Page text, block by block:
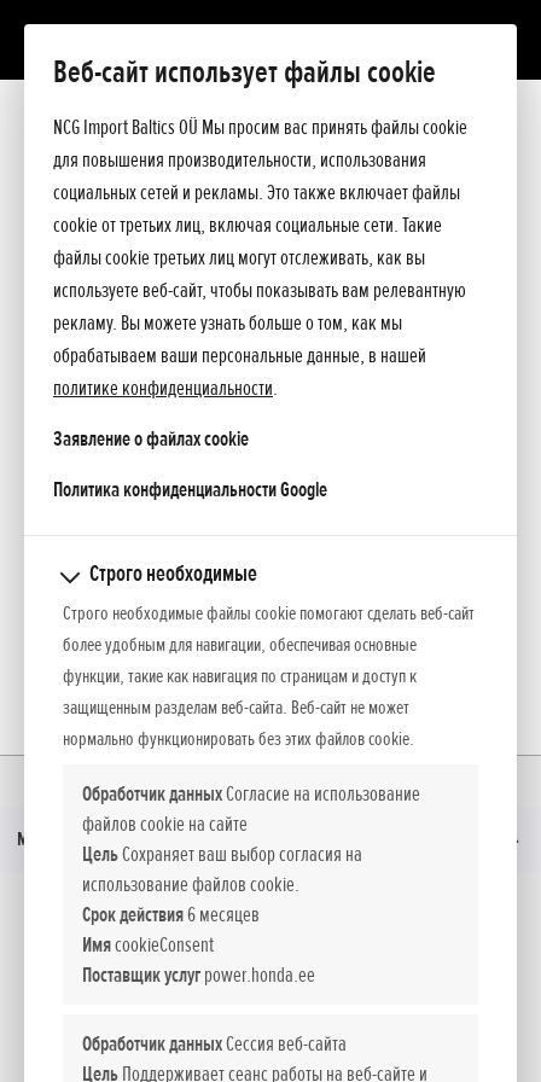
Веб-сайт использует файлы cookie
NCG Import Baltics OÜ Мы просим вас принять файлы cookie
для повышения производительности, использования
социальных сетей и рекламы. Это также включает файлы
cookie от третьих лиц, включая социальные сети. Такие
файлы cookie третьих лиц могут отслеживать, как вы
используете веб-сайт, чтобы показывать вам релевантную
рекламу. Вы можете узнать больше о том, как мы
обрабатываем ваши персональные данные, в нашей
политике конфиденциальности.
Заявление о файлах cookie
Политика конфиденциальности Googleopens in a new tab
Строго необходимые
Строго необходимые файлы cookie помогают сделать веб-сайт
более удобным для навигации, обеспечивая основные
функции, такие как навигация по страницам и доступ к
защищенным разделам веб-сайта. Веб-сайт не может
нормально функционировать без этих файлов cookie.
Обработчик данныхСогласие на использование
файлов cookie на сайте
ЦельСохраняет ваш выбор согласия на
использование файлов cookie.
Срок действия6 месяцев
ИмяcookieConsent
Поставщик услугpower.honda.ee
Обработчик данныхСессия веб-сайта
ЦельПоддерживает сеанс работы на веб-сайте и
Добавлено 22.05.2024
HONDA CORDLESS МОДЕЛИ
НАЗАД
Кампании HONDA CORDLESS МОДЕЛИ
Меню